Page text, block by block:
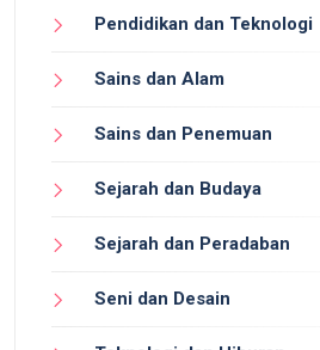
Pendidikan dan Teknologi
Sains dan Alam
Sains dan Penemuan
Sejarah dan Budaya
Sejarah dan Peradaban
Seni dan Desain